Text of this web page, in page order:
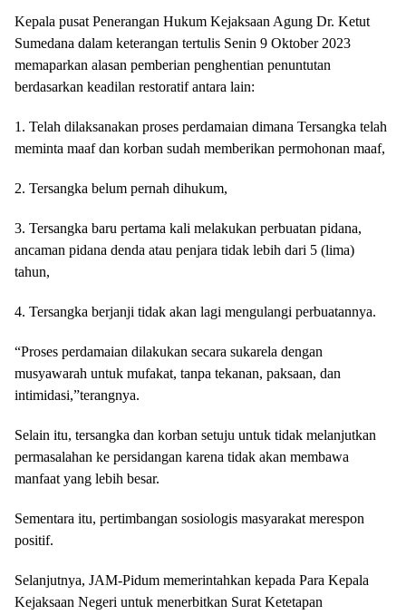
Kepala pusat Penerangan Hukum Kejaksaan Agung Dr. Ketut
Sumedana dalam keterangan tertulis Senin 9 Oktober 2023
memaparkan alasan pemberian penghentian penuntutan
berdasarkan keadilan restoratif antara lain:
1. Telah dilaksanakan proses perdamaian dimana Tersangka telah
meminta maaf dan korban sudah memberikan permohonan maaf,
2. Tersangka belum pernah dihukum,
3. Tersangka baru pertama kali melakukan perbuatan pidana,
ancaman pidana denda atau penjara tidak lebih dari 5 (lima)
tahun,
4. Tersangka berjanji tidak akan lagi mengulangi perbuatannya.
“Proses perdamaian dilakukan secara sukarela dengan
musyawarah untuk mufakat, tanpa tekanan, paksaan, dan
intimidasi,”terangnya.
Selain itu, tersangka dan korban setuju untuk tidak melanjutkan
permasalahan ke persidangan karena tidak akan membawa
manfaat yang lebih besar.
Sementara itu, pertimbangan sosiologis masyarakat merespon
positif.
Selanjutnya, JAM-Pidum memerintahkan kepada Para Kepala
Kejaksaan Negeri untuk menerbitkan Surat Ketetapan